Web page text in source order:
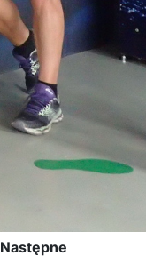
Następne